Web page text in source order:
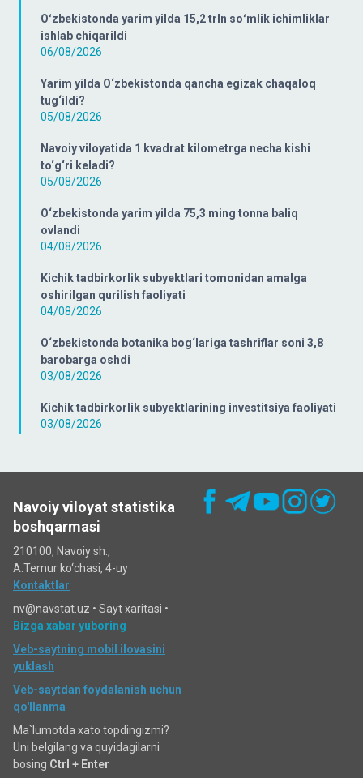
Oʻzbekistonda yarim yilda 15,2 trln soʻmlik ichimliklar
ishlab chiqarildi
06/08/2026
Yarim yilda O‘zbekistonda qancha egizak chaqaloq
tug‘ildi?
05/08/2026
Navoiy viloyatida 1 kvadrat kilometrga necha kishi
to‘g‘ri keladi?
05/08/2026
O‘zbekistonda yarim yilda 75,3 ming tonna baliq
ovlandi
04/08/2026
Kichik tadbirkorlik subyektlari tomonidan amalga
oshirilgan qurilish faoliyati
04/08/2026
O‘zbekistonda botanika bog‘lariga tashriflar soni 3,8
barobarga oshdi
03/08/2026
Kichik tadbirkorlik subyektlarining investitsiya faoliyati
03/08/2026
Navoiy viloyat statistika
boshqarmasi
210100, Navoiy sh.,
A.Temur ko‘chаsi, 4-uy
Kontaktlar
nv@navstat.uz • Sayt xaritasi •
Bizga xabar yuboring
Veb-saytning mobil ilovasini
yuklash
Veb-saytdan foydalanish uchun
qo'llanma
Ma`lumotda xato topdingizmi?
Uni belgilang va quyidagilarni
bosing Ctrl + Enter